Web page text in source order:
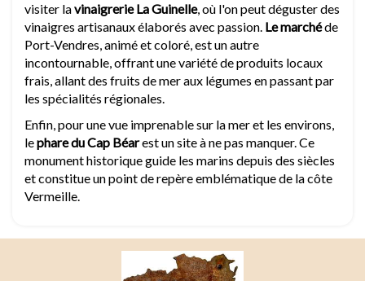
visiter lavinaigrerie La Guinelle, où l'on peut déguster des
vinaigres artisanaux élaborés avec passion. Le marchéde
Port-Vendres, animé et coloré, est un autre
incontournable, offrant une variété de produits locaux
frais, allant des fruits de mer aux légumes en passant par
les spécialités régionales.
Enfin, pour une vue imprenable sur la mer et les environs,
lephare du Cap Béarest un site à ne pas manquer. Ce
monument historique guide les marins depuis des siècles
et constitue un point de repère emblématique de la côte
Vermeille.